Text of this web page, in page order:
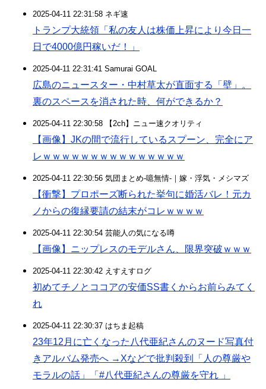
2025-04-11 22:31:58 ネギ速
トランプ大統領「私の友人は株価上昇により今日一
日で4000億円稼いだ！」
2025-04-11 22:31:41 Samurai GOAL
広島のニュースター・中村草太が直面する「壁」。
裏のスペースを消された時、何ができるか？
2025-04-11 22:30:58 【2ch】ニュー速クオリティ
【画像】JKの間で流行しているスプーン、完全にア
レｗｗｗｗｗｗｗｗｗｗｗｗｗｗｗ
2025-04-11 22:30:56 気団まとめ-噫無情-｜嫁・浮気・メシマズ
【衝撃】プロポーズ断られた挙句に婚活バレ！元カ
ノからの復縁要請の結末がコレｗｗｗｗ
2025-04-11 22:30:54 芸能人の気になる噂
【画像】ニップレスのモデルさん、限界突破ｗｗｗ
2025-04-11 22:30:42 えすえすログ
初めてチノとココアの安価SS書くからお前らみてく
れ
2025-04-11 22:30:37 はちま起稿
23年12月に亡くなった八代亜紀さんのヌード写真付
きアルバム発売へ →Xなどで批判殺到「人の尊厳や
モラルの話」「#八代亜紀さんの尊厳を守れ 」